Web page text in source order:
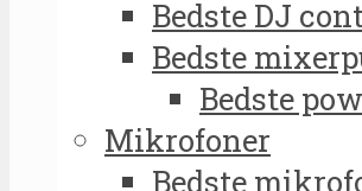
Bedste DJ
Bedste
Bedste
Mikrofoner
Bedste